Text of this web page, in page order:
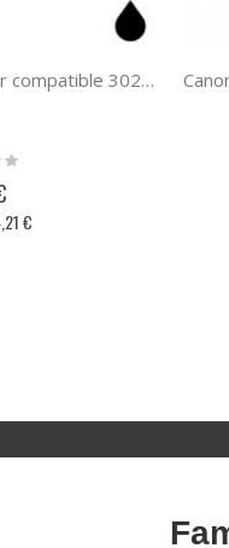
Canon 055H negro tóner compatible 3020C002 055HBK
€